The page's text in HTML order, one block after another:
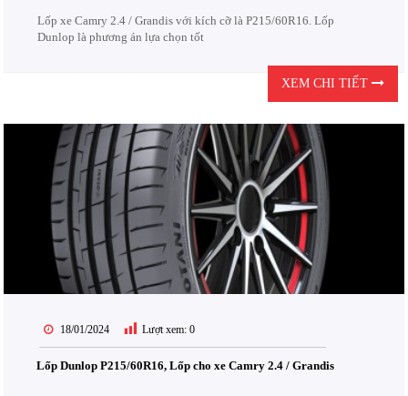
Lốp xe Camry 2.4 / Grandis với kích cỡ là P215/60R16. Lốp
Dunlop là phương án lựa chọn tốt
XEM CHI TIẾT
18/01/2024 Lượt xem: 0
Lốp Dunlop P215/60R16, Lốp cho xe Camry 2.4 / Grandis